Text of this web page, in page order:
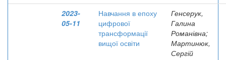
2023-
05-11
Навчання в епоху
цифрової
трансформації
вищої освіти
Генсерук,
Галина
Романівна;
Мартинюк,
Сергій